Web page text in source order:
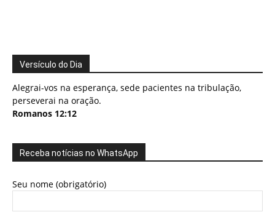
Versículo do Dia
Alegrai-vos na esperança, sede pacientes na tribulação,
perseverai na oração.
Romanos 12:12
Receba notícias no WhatsApp
Seu nome (obrigatório)